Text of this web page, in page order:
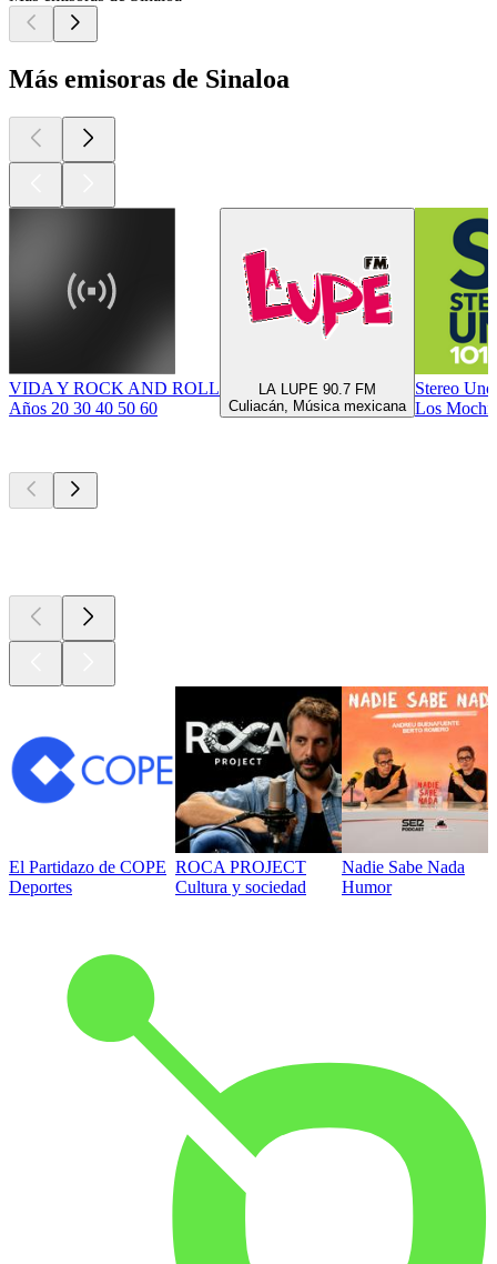
Más emisoras de Sinaloa
VIDA Y ROCK AND ROLL
Años 20 30 40 50 60
LA LUPE 90.7 FM
Culiacán, Música mexicana
Stereo
Los
El Partidazo de COPE
Deportes
ROCA PROJECT
Cultura y sociedad
Nadie Sabe Nada
Humor